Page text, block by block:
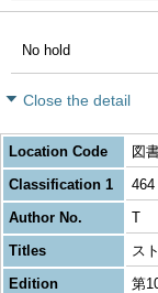
No hold
Close the detail
Location Code
図
Classification 1
464
Author No.
T
Titles
ス
Edition
第